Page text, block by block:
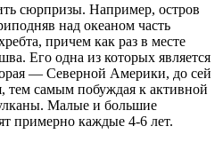
сюрпризы. Например, остров
над океаном часть
причем как раз в месте
Его одна из которых является
— Северной Америки, до сей
тем самым побуждая к активной
Малые и большие
примерно каждые 4-6 лет.